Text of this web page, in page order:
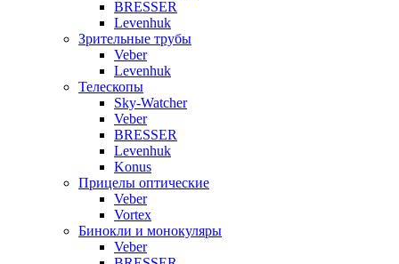
BRESSER
Levenhuk
Зрительные трубы
Veber
Levenhuk
Телескопы
Sky-Watcher
Veber
BRESSER
Levenhuk
Konus
Прицелы оптические
Veber
Vortex
Бинокли и монокуляры
Veber